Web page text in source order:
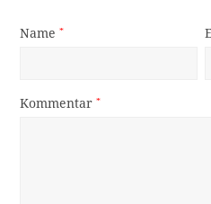
Name*
Kommentar*